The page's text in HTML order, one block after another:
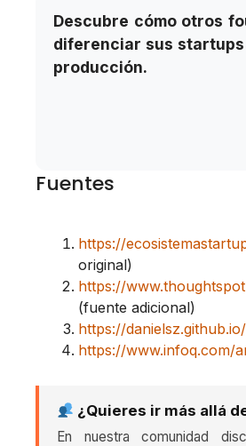
Descubre cómo otros
diferenciar sus startups
producción.
Fuentes
https://
original)
https://
(fuente adicional)
https://
https://www.infoq.com/
¿Quieres ir más allá
En nuestra comunidad